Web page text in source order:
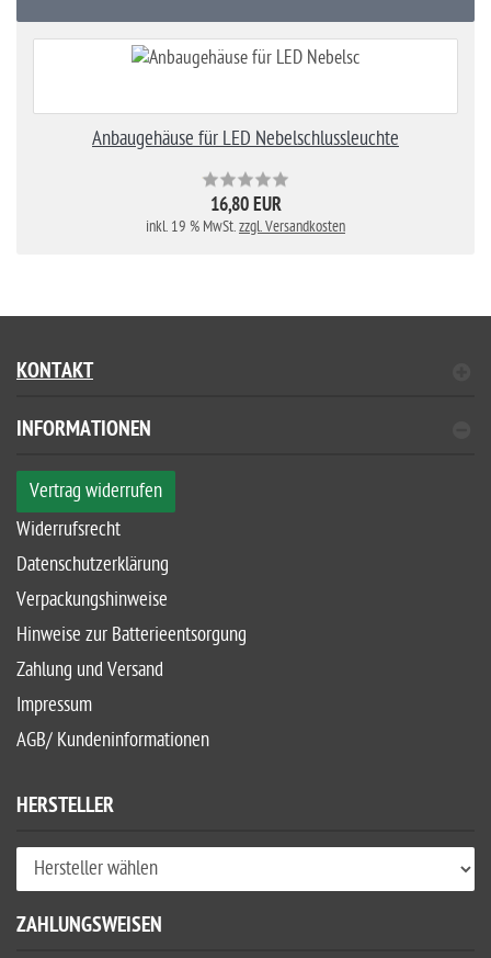
Anbaugehäuse für LED Nebelschlussleuchte
16,80 EUR
inkl. 19 % MwSt.zzgl. Versandkosten
KONTAKT
INFORMATIONEN
Vertrag widerrufen
Widerrufsrecht
Datenschutzerklärung
Verpackungshinweise
Hinweise zur Batterieentsorgung
Zahlung und Versand
Impressum
AGB/ Kundeninformationen
HERSTELLER
ZAHLUNGSWEISEN